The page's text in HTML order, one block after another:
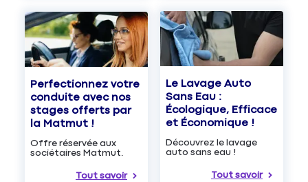
Perfectionnez votre
conduite avec nos
stages offerts par
la Matmut !
Offre réservée aux
sociétaires Matmut.
Tout savoir
Le Lavage Auto
Sans Eau :
Écologique, Efficace
et Économique !
Découvrez le lavage
auto sans eau !
Tout savoir